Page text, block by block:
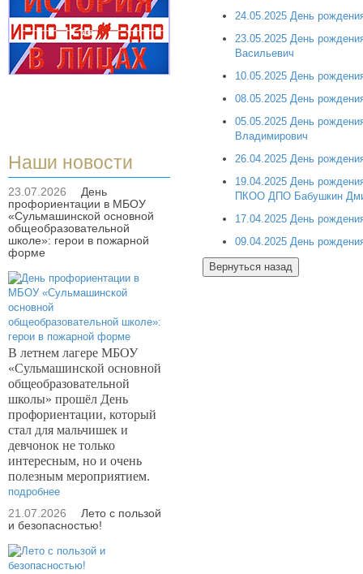
Наши новости
23.07.2026
День
профориентации в МБОУ
«Сульмашинской основной
общеобразовательной
школе»: герои в пожарной
форме
В летнем лагере МБОУ
«Сульмашинской основной
общеобразовательной
школы» прошёл День
профориентации, который
стал для мальчишек и
девчонок не только
интересным, но и очень
полезным мероприятием.
подробнее
21.07.2026
Лето с пользой
и безопасностью!
24.05.2025 День
23.05.2025 День
Васильевич
10.05.2025 День
08.05.2025 День
05.05.2025 День
Владимирович
26.04.2025 День
19.04.2025 День
ПКОО ДПО Бабушкин
17.04.2025 День
09.04.2025 День